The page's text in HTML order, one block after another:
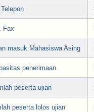
Fax
masuk Mahasiswa Asing
penerimaan
peserta ujian
peserta lolos ujian